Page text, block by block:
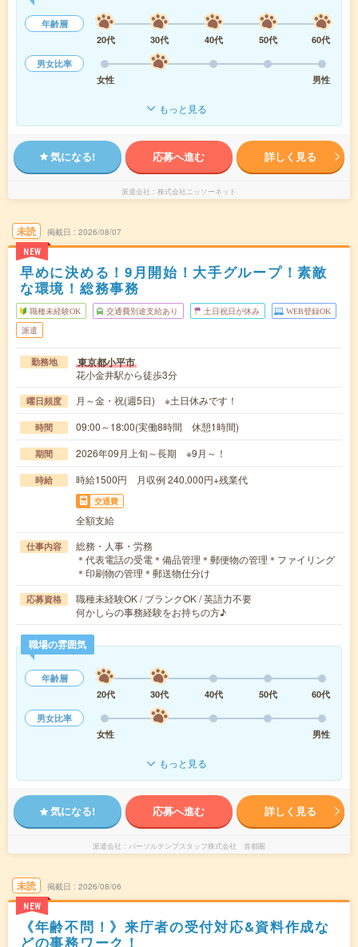
年齢層
20代
30代 40代 50代
60代
男女比率
女性
男性
もっと見る
気になる! 応募へ進む 詳しく見る
派遣会社 株式会社ニッソーネット
未読
NEW
掲載日 2026/08/07
早めに決める！9月開始！大手グループ！素敵
な環境！総務事務
職種未経験OK 交通費別途支給あり 土日祝日が休み WEB登録OK
派遣
勤務地 東京都小平市
花小金井駅から徒歩3分
曜日頻度 月～金・祝(週5日) ※土日休みです！
時間 09:00～18:00(実働8時間 休憩1時間)
期間 2026年09月上旬～長期 ※9月～！
時給 時給1500円 月収例 240,000円+残業代
交通費
全額支給
仕事内容
総務・人事・労務
＊代表電話の受電＊備品管理＊郵便物の管理＊ファイリング
＊印刷物の管理＊郵送物仕分け
応募資格
職種未経験OK / ブランクOK / 英語力不要
何かしらの事務経験をお持ちの方♪
職場の雰囲気
年齢層
20代
30代 40代 50代
60代
男女比率
女性
男性
もっと見る
気になる! 応募へ進む 詳しく見る
派遣会社 パーソルテンプスタッフ株式会社 首都圏
未読
NEW
掲載日 2026/08/06
《年齢不問！》来庁者の受付対応&資料作成な
どの事務ワーク！